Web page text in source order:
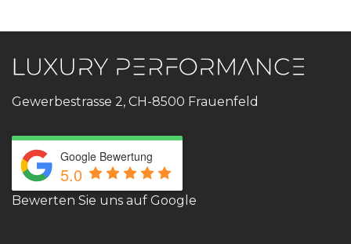
Gewerbestrasse 2, CH-8500 Frauenfeld
Google Bewertung
5.0
Bewerten Sie uns auf Google